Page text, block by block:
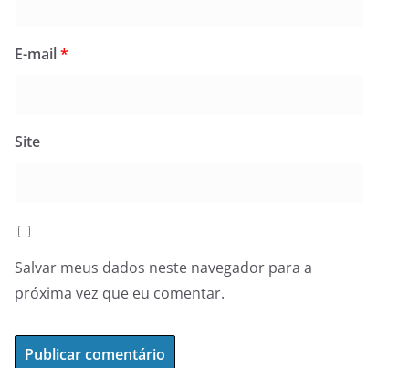
E-mail*
Site
Salvar meus dados neste navegador para a
próxima vez que eu comentar.